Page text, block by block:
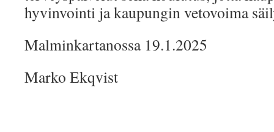
hyvinvointi ja kaupungin vetovoima
Malminkartanossa 19.1.2025
Marko Ekqvist